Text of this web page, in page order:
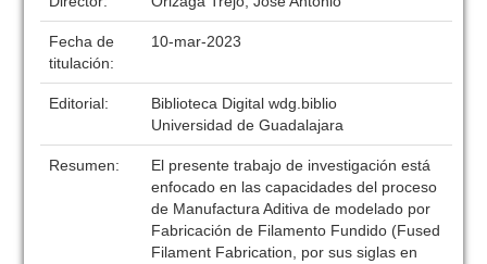
Fecha de
titulación:
10-mar-2023
Editorial:
Biblioteca Digital wdg.biblio
Universidad de Guadalajara
Resumen:
El presente trabajo de investigación está
enfocado en las capacidades del proceso
de Manufactura Aditiva de modelado por
Fabricación de Filamento Fundido (Fused
Filament Fabrication, por sus siglas en